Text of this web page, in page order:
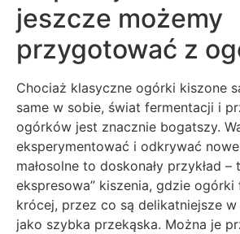
jeszcze możemy
przygotować z
Chociaż klasyczne ogórki kiszone
same w sobie, świat fermentacji i
ogórków jest znacznie bogatszy.
eksperymentować i odkrywać
małosolne to doskonały przykład –
ekspresowa” kiszenia, gdzie ogórki
krócej, przez co są delikatniejsze
jako szybka przekąska. Można je